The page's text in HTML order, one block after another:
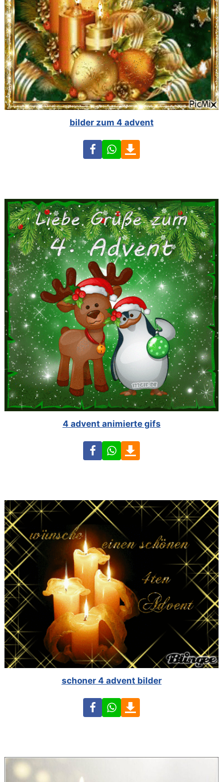
bilder zum 4 advent
FacebookWhatsApp
4 advent animierte gifs
FacebookWhatsApp
schoner 4 advent bilder
FacebookWhatsApp